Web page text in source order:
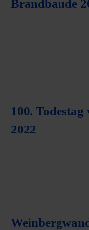
Brandbaude
100.
2022